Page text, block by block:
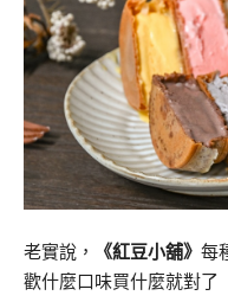
老實說， 《紅豆小舖》 每
歡什麼口味買什麼就對了